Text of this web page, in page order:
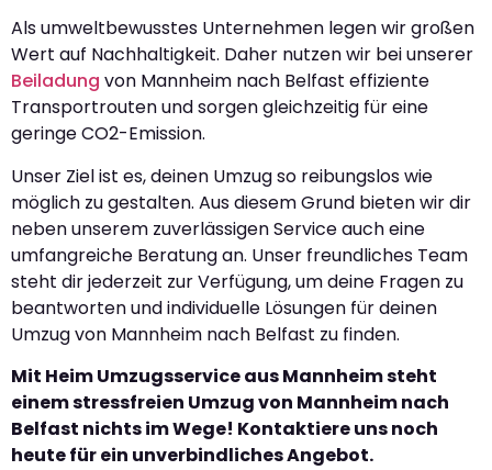
Als umweltbewusstes Unternehmen legen wir großen
Wert auf Nachhaltigkeit. Daher nutzen wir bei unserer
Beiladung von Mannheim nach Belfast effiziente
Transportrouten und sorgen gleichzeitig für eine
geringe CO2-Emission.
Unser Ziel ist es, deinen Umzug so reibungslos wie
möglich zu gestalten. Aus diesem Grund bieten wir dir
neben unserem zuverlässigen Service auch eine
umfangreiche Beratung an. Unser freundliches Team
steht dir jederzeit zur Verfügung, um deine Fragen zu
beantworten und individuelle Lösungen für deinen
Umzug von Mannheim nach Belfast zu finden.
Mit Heim Umzugsservice aus Mannheim steht
einem stressfreien Umzug von Mannheim nach
Belfast nichts im Wege! Kontaktiere uns noch
heute für ein unverbindliches Angebot.